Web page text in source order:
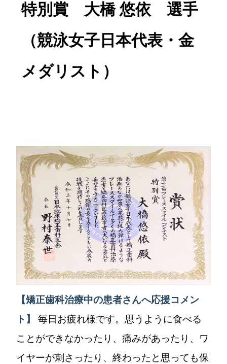
特別賞 大橋 悠依 選手
（競泳女子日本代表・金
メダリスト）
【矯正歯科治療中の患者さんへ応援コメン
ト】
毎日お疲れ様です。思うように食べる
ことができなかったり、痛みがあったり、ワ
イヤーが刺さったり、終わったと思っても保